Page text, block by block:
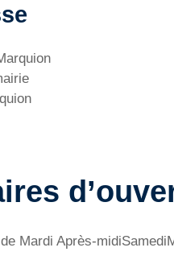
Mardi Après-